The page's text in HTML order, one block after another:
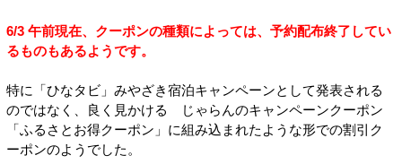
6/3 午前現在、クーポンの種類によっては、予約配布終了してい
るものもあるようです。
特に「ひなタビ」みやざき宿泊キャンペーンとして発表される
のではなく、良く見かける じゃらんのキャンペーンクーポン
「ふるさとお得クーポン」に組み込まれたような形での割引ク
ーポンのようでした。